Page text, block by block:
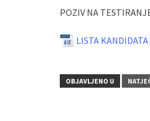
POZIV NA
LISTA
OBJAVLJENO U